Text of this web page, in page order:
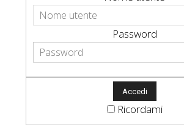
Password
Ricordami